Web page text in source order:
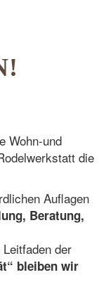
Wohn-und
die
Auflagen
Beratung,
der
bleiben wir